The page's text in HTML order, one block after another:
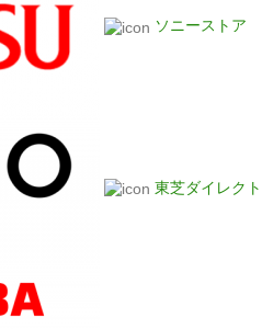
ソニーストア
東芝ダイレクト